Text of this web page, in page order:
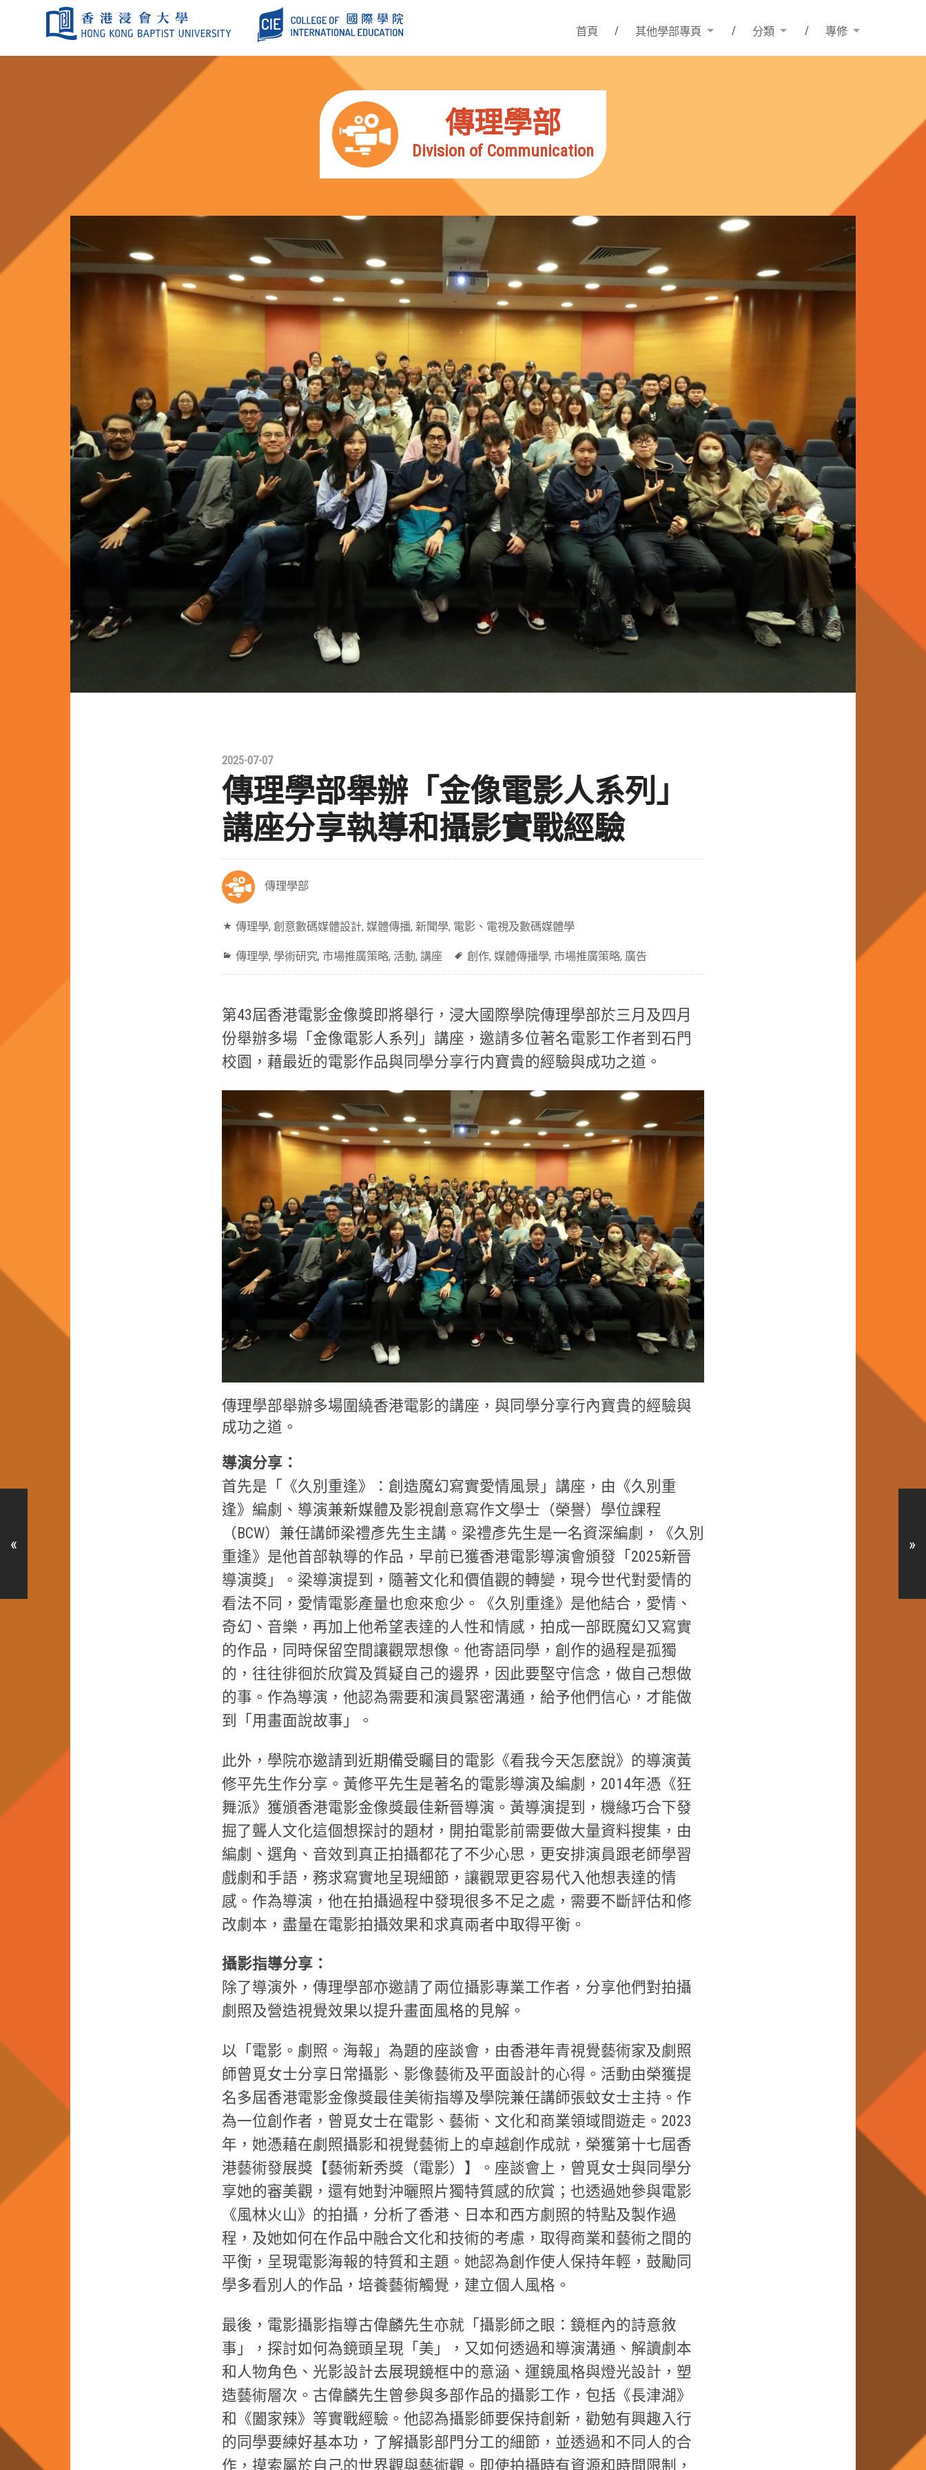
首頁 其他學部專頁 分類 專修
傳理學部
Division of Communication
2025-07-07
傳理學部舉辦「金像電影人系列」
講座分享執導和攝影實戰經驗
傳理學部
傳理學, 創意數碼媒體設計, 媒體傳播, 新聞學, 電影、電視及數碼媒體學
傳理學, 學術研究, 市場推廣策略, 活動, 講座 創作, 媒體傳播學, 市場推廣策略, 廣告
第43屆香港電影金像獎即將舉行，浸大國際學院傳理學部於三月及四月
份舉辦多場「金像電影人系列」講座，邀請多位著名電影工作者到石門
校園，藉最近的電影作品與同學分享行内寶貴的經驗與成功之道。
傳理學部舉辦多場圍繞香港電影的講座，與同學分享行內寶貴的經驗與
成功之道。
導演分享：
首先是「《久別重逢》：創造魔幻寫實愛情風景」講座，由《久別重
逢》編劇、導演兼新媒體及影視創意寫作文學士（榮譽）學位課程
（BCW）兼任講師梁禮彥先生主講。梁禮彥先生是一名資深編劇，《久別
重逢》是他首部執導的作品，早前已獲香港電影導演會頒發「2025新晉
導演獎」。梁導演提到，隨著文化和價值觀的轉變，現今世代對愛情的
看法不同，愛情電影產量也愈來愈少。《久別重逢》是他結合，愛情、
奇幻、音樂，再加上他希望表達的人性和情感，拍成一部既魔幻又寫實
的作品，同時保留空間讓觀眾想像。他寄語同學，創作的過程是孤獨
的，往往徘徊於欣賞及質疑自己的邊界，因此要堅守信念，做自己想做
的事。作為導演，他認為需要和演員緊密溝通，給予他們信心，才能做
到「用畫面說故事」。
此外，學院亦邀請到近期備受矚目的電影《看我今天怎麼說》的導演黃
修平先生作分享。黃修平先生是著名的電影導演及編劇，2014年憑《狂
舞派》獲頒香港電影金像獎最佳新晉導演。黃導演提到，機緣巧合下發
掘了聾人文化這個想探討的題材，開拍電影前需要做大量資料搜集，由
編劇、選角、音效到真正拍攝都花了不少心思，更安排演員跟老師學習
戲劇和手語，務求寫實地呈現細節，讓觀眾更容易代入他想表達的情
感。作為導演，他在拍攝過程中發現很多不足之處，需要不斷評估和修
改劇本，盡量在電影拍攝效果和求真兩者中取得平衡。
攝影指導分享：
除了導演外，傳理學部亦邀請了兩位攝影專業工作者，分享他們對拍攝
劇照及營造視覺效果以提升畫面風格的見解。
以「電影。劇照。海報」為題的座談會，由香港年青視覺藝術家及劇照
師曾覓女士分享日常攝影、影像藝術及平面設計的心得。活動由榮獲提
名多屆香港電影金像獎最佳美術指導及學院兼任講師張蚊女士主持。作
為一位創作者，曾覓女士在電影、藝術、文化和商業領域間遊走。2023
年，她憑藉在劇照攝影和視覺藝術上的卓越創作成就，榮獲第十七屆香
港藝術發展獎【藝術新秀獎（電影）】。座談會上，曾覓女士與同學分
享她的審美觀，還有她對沖曬照片獨特質感的欣賞；也透過她參與電影
《風林火山》的拍攝，分析了香港、日本和西方劇照的特點及製作過
程，及她如何在作品中融合文化和技術的考慮，取得商業和藝術之間的
平衡，呈現電影海報的特質和主題。她認為創作使人保持年輕，鼓勵同
學多看別人的作品，培養藝術觸覺，建立個人風格。
最後，電影攝影指導古偉麟先生亦就「攝影師之眼：鏡框內的詩意敘
事」，探討如何為鏡頭呈現「美」，又如何透過和導演溝通、解讀劇本
和人物角色、光影設計去展現鏡框中的意涵、運鏡風格與燈光設計，塑
造藝術層次。古偉麟先生曾參與多部作品的攝影工作，包括《長津湖》
和《闔家辣》等實戰經驗。他認為攝影師要保持創新，勸勉有興趣入行
的同學要練好基本功，了解攝影部門分工的細節，並透過和不同人的合
作，摸索屬於自己的世界觀與藝術觀。即使拍攝時有資源和時間限制，
« »